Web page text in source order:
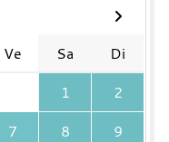
Ve Sa
Di
1
2
7 8
9